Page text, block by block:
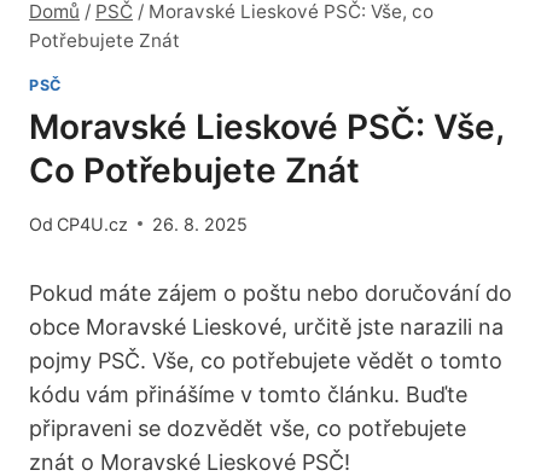
Domů / PSČ / Moravské Lieskové PSČ: Vše, co
Potřebujete Znát
PSČ
Moravské Lieskové PSČ: Vše,
Co Potřebujete Znát
Od CP4U.cz 26. 8. 2025
Pokud máte zájem o poštu nebo doručování do
obce Moravské Lieskové, určitě jste narazili na
pojmy PSČ. Vše, co potřebujete vědět o tomto
kódu vám přinášíme v tomto článku. Buďte
připraveni se dozvědět vše, co potřebujete
znát o Moravské Lieskové PSČ!